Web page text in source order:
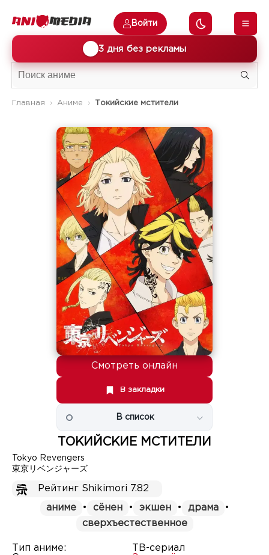
3 дня без рекламы
Войти
Главная Аниме Токийские мстители
Смотреть онлайн
В закладки
В список
ТОКИЙСКИЕ МСТИТЕЛИ
Tokyo Revengers
東京リベンジャーズ
Рейтинг Shikimori 7.82
аниме • сёнен • экшен • драма
•
сверхъестественное
Тип аниме:
ТВ-сериал